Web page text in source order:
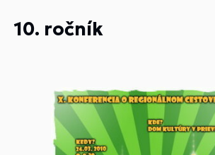
10. ročník